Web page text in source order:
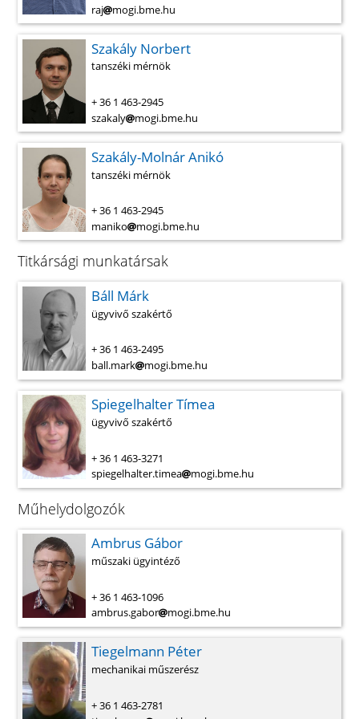
raj
mogi.bme.hu
Szakály Norbert
tanszéki mérnök
+ 36 1 463-2945
szakaly
mogi.bme.hu
Szakály-Molnár Anikó
tanszéki mérnök
+ 36 1 463-2945
maniko
mogi.bme.hu
Titkársági munkatársak
Báll Márk
ügyvivő szakértő
+ 36 1 463-2495
ball.mark
mogi.bme.hu
Spiegelhalter Tímea
ügyvivő szakértő
+ 36 1 463-3271
spiegelhalter.timea
mogi.bme.hu
Műhelydolgozók
Ambrus Gábor
műszaki ügyintéző
+ 36 1 463-1096
ambrus.gabor
mogi.bme.hu
Tiegelmann Péter
mechanikai műszerész
+ 36 1 463-2781